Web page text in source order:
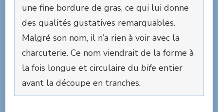
une fine bordure de gras, ce qui lui donne
des qualités gustatives remarquables.
Malgré son nom, il n’a rien à voir avec la
charcuterie. Ce nom viendrait de la forme à
la fois longue et circulaire du bife entier
avant la découpe en tranches.